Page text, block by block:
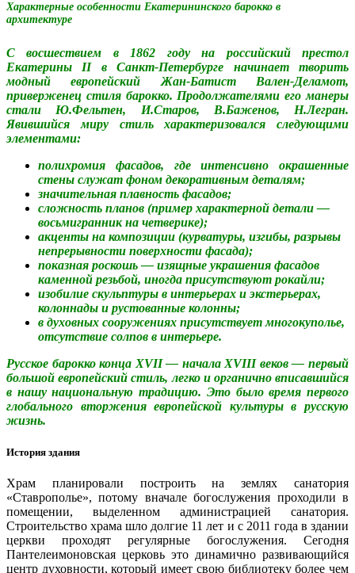
Характерные особенности Екатерининского барокко в
архитектуре
С восшествием в 1862 году на российский престол
Екатерины II в Санкт-Петербурге начинает творить
модный европейский Жан-Батист Вален-Деламот,
приверженец стиля барокко. Продолжателями его манеры
стали Ю.Фельтен, И.Старов, В.Баженов, Н.Легран.
Явившийся миру стиль характеризовался следующими
элементами:
полихромия фасадов, где интенсивно окрашенные
стены служат фоном декоративным деталям;
значительная плавность фасадов;
сложность планов (пример характерной детали —
восьмигранник на четверике);
акценты на композиции (курватуры, изгибы, разрывы
непрерывности поверхности фасада);
показная роскошь — изящные украшения фасадов
каменной резьбой, иногда присутствуют рокайли;
изобилие скульптуры в интерьерах и экстерьерах,
колоннады и рустованные колонны;
в духовных сооружениях присутствует многокуполье,
отсутствие солпов в интерьере.
Русское барокко конца XVII — начала XVIII веков — первый
большой европейский стиль, легко и органично вписавшийся
в нашу национальную традицию. Это было время первого
глобального вторжения европейской культуры в русскую
жизнь.
История здания
Храм планировали построить на землях санатория
«Ставрополье», потому вначале богослужения проходили в
помещении, выделенном администрацией санатория.
Строительство храма шло долгие 11 лет и с 2011 года в здании
церкви проходят регулярные богослужения. Сегодня
Пантелеимоновская церковь это динамично развивающийся
центр духовности, который имеет свою библиотеку более чем